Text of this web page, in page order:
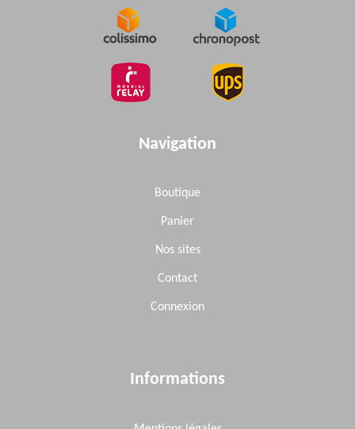
Navigation
Boutique
Panier
Nos sites
Contact
Connexion
Informations